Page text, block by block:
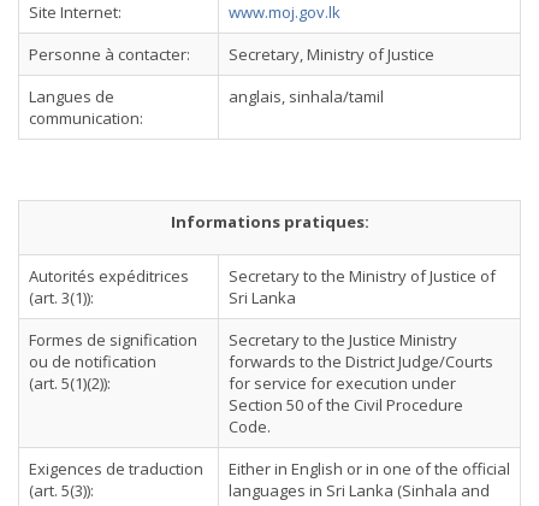
Site Internet:
www.moj.gov.lk
Personne à contacter:
Secretary, Ministry of Justice
Langues de
communication:
anglais, sinhala/tamil
Informations pratiques:
Autorités expéditrices
(art. 3(1)):
Secretary to the Ministry of Justice of
Sri Lanka
Formes de signification
ou de notification
(art. 5(1)(2)):
Secretary to the Justice Ministry
forwards to the District Judge/Courts
for service for execution under
Section 50 of the Civil Procedure
Code.
Exigences de traduction
(art. 5(3)):
Either in English or in one of the official
languages in Sri Lanka (Sinhala and